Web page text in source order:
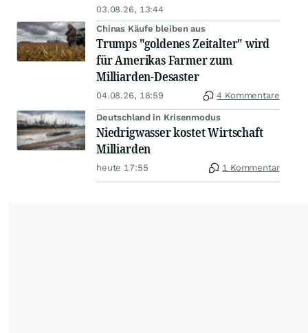
03.08.26, 13:44
Chinas Käufe bleiben aus
Trumps "goldenes Zeitalter" wird
für Amerikas Farmer zum
Milliarden-Desaster
04.08.26, 18:59 4 Kommentare
Deutschland in Krisenmodus
Niedrigwasser kostet Wirtschaft
Milliarden
heute 17:55 1 Kommentar